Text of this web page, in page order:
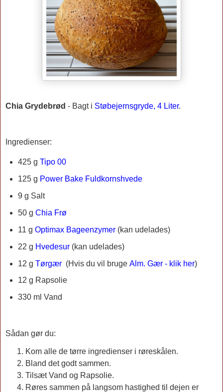
Chia Grydebrød - Bagt i Støbejernsgryde, 4 Liter.
Ingredienser:
425 g Tipo 00
125 g Power Bake Fuldkornshvede
9 g Salt
50 g Chia Frø
11 g Optimax Bageenzymer(kan udelades)
22 g Hvedesur(kan udelades)
12 g Tørgær (Hvis du vil bruge Alm. Gær - klik her)
12 g Rapsolie
330 ml Vand
Sådan gør du:
Kom alle de tørre ingredienser i røreskålen.
Bland det godt sammen.
Tilsæt Vand og Rapsolie.
Røres sammen på langsom hastighed til dejen er